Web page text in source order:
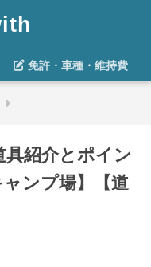
免許・車種・維持費
紹介とポイン
ンプ場】【道